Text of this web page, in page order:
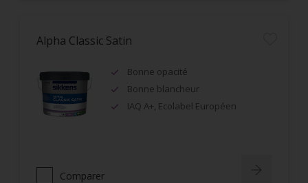
Alpha Classic Satin
Bonne opacité
Bonne blancheur
IAQ A+, Ecolabel Européen
Comparer